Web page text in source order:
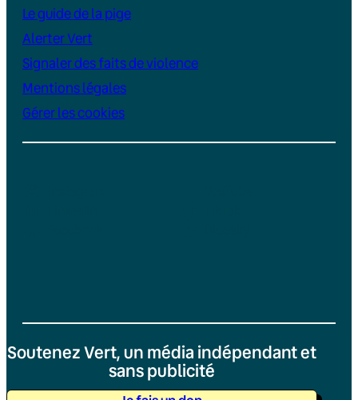
Le guide de la pige
Alerter Vert
Signaler des faits de violence
Mentions légales
Gérer les cookies
Soutenez Vert, un média indépendant et
sans publicité